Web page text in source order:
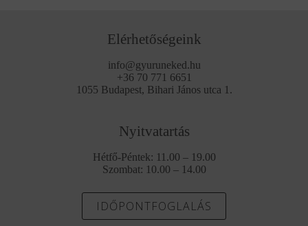
Elérhetőségeink
info@gyuruneked.hu
+36 70 771 6651
1055 Budapest, Bihari János utca 1.
Nyitvatartás
Hétfő-Péntek: 11.00 – 19.00
Szombat: 10.00 – 14.00
IDŐPONTFOGLALÁS